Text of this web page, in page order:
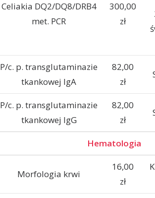
Celiakia DQ2/DQ8/DRB4
met. PCR
300,00
zł
P/c. p. transglutaminazie
tkankowej IgA
82,00
zł
P/c. p. transglutaminazie
tkankowej IgG
82,00
zł
Hematologia
Morfologia krwi
16,00
zł